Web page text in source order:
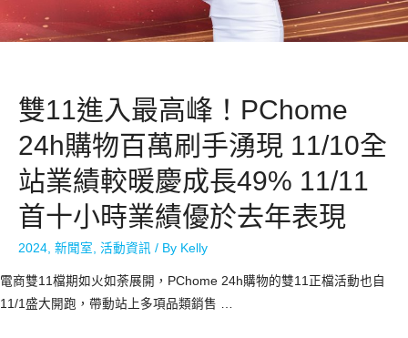
雙11進入最高峰！PChome
24h購物百萬刷手湧現 11/10全
站業績較暖慶成長49% 11/11
首十小時業績優於去年表現
2024 新聞室 活動資訊 / By Kelly
電商雙11檔期如火如荼展開，PChome 24h購物的雙11正檔活動也自
11/1盛大開跑，帶動站上多項品類銷售 …